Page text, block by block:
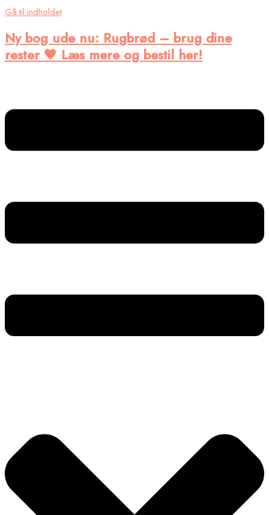
Gå til indholdet
Ny bog ude nu: Rugbrød – brug dine
rester 🤎 Læs mere og bestil her!